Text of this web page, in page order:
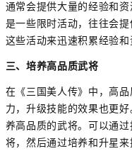
通常会提供大量的经验和
是一些限时活动，往往会
这些活动来迅速积累经验和
三、培养高品质武将
在《三国美人传》中，高
力，升级技能的效果也更
养高品质的武将。可以通
将，然后通过培养和升星来